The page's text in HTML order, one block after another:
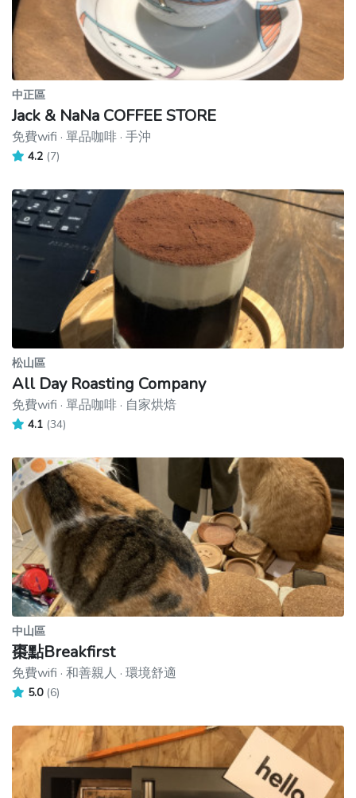
中正區
Jack & NaNa COFFEE STORE
免費wifi · 單品咖啡 · 手沖
4.2 (7)
松山區
All Day Roasting Company
免費wifi · 單品咖啡 · 自家烘焙
4.1 (34)
中山區
棗點Breakfirst
免費wifi · 和善親人 · 環境舒適
5.0 (6)